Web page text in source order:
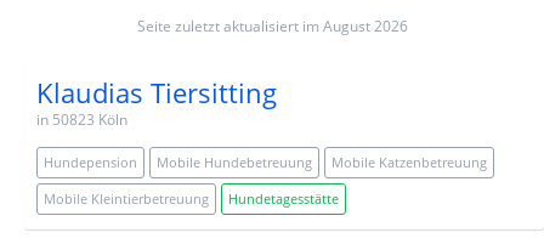
Seite zuletzt aktualisiert im August 2026
Klaudias Tiersitting
in 50823 Köln
Hundepension Mobile Hundebetreuung
Mobile Katzenbetreuung
Mobile Kleintierbetreuung
Hundetagesstätte